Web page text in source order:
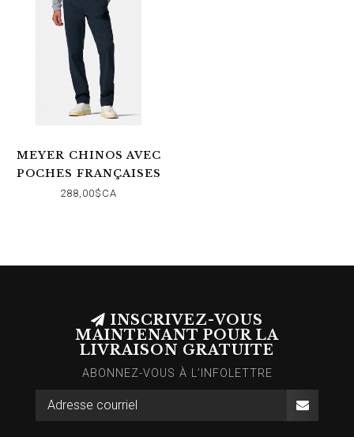
MEYER CHINOS AVEC
POCHES FRANÇAISES
MARINE
288,00$CA
INSCRIVEZ-VOUS
MAINTENANT POUR LA
LIVRAISON GRATUITE
ABONNEZ-VOUS À L’INFOLETTRE